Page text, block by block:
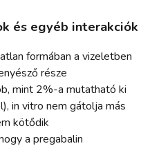
és egyéb interakciók
formában a vizeletben
része
mint 2%-a mutatható ki
in vitro nem gátolja más
kötődik
a pregabalin